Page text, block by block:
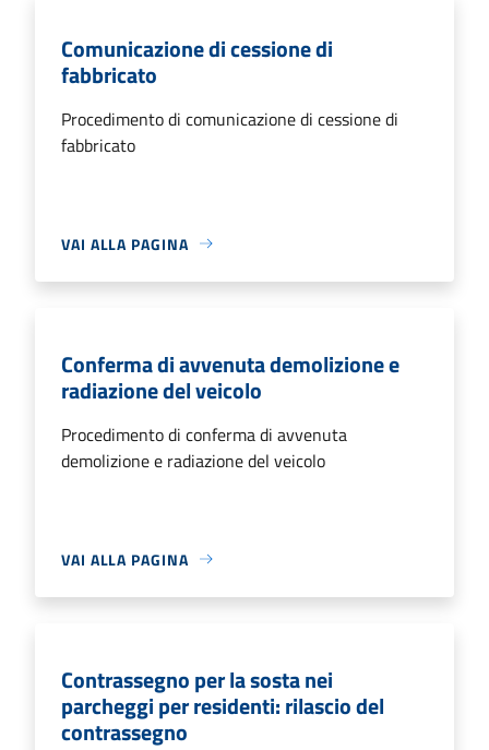
Comunicazione di cessione di
fabbricato
Procedimento di comunicazione di cessione di
fabbricato
VAI ALLA PAGINA
Conferma di avvenuta demolizione e
radiazione del veicolo
Procedimento di conferma di avvenuta
demolizione e radiazione del veicolo
VAI ALLA PAGINA
Contrassegno per la sosta nei
parcheggi per residenti: rilascio del
contrassegno